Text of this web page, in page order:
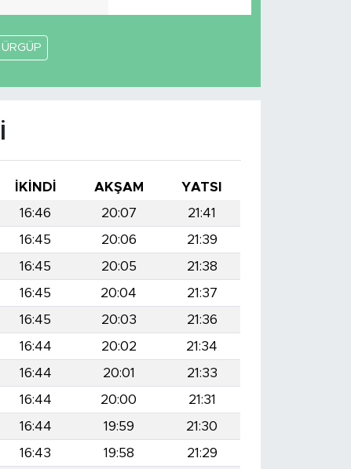
ÜRGÜP
İKINDI AKŞAM
YATSI
16:46 20:07
21:41
16:45 20:06
21:39
16:45 20:05
21:38
16:45 20:04
21:37
16:45 20:03
21:36
16:44 20:02
21:34
16:44 20:01
21:33
16:44 20:00
21:31
16:44 19:59
21:30
16:43 19:58
21:29